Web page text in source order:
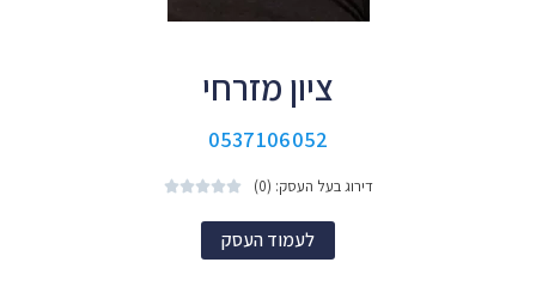
ציון מזרחי
0537106052
דירוג בעל העסק: (0) 




לעמוד העסק